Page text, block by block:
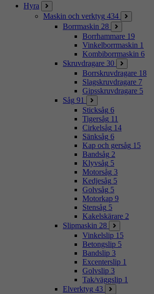
Hyra
Maskin och verktyg 434
Borrmaskin 28
Borrhammare 19
Vinkelborrmaskin 1
Kombiborrmaskin 6
Skruvdragare 30
Borrskruvdragare 18
Slagskruvdragare 7
Gipsskruvdragare 5
Såg 91
Sticksåg 6
Tigersåg 11
Cirkelsåg 14
Sänksåg 6
Kap och gersåg 15
Bandsåg 2
Klyvsåg 5
Motorsåg 3
Kedjesåg 5
Golvsåg 5
Motorkap 9
Stensåg 5
Kakelskärare 2
Slipmaskin 28
Vinkelslip 15
Betongslip 5
Bandslip 3
Excenterslip 1
Golvslip 3
Tak/väggslip 1
Elverktyg 43